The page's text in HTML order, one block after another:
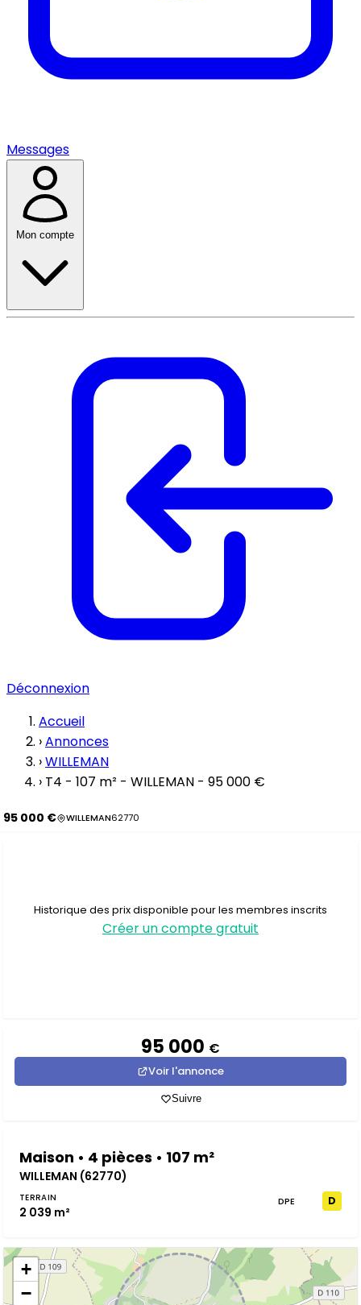
Messages
Mon compte
Déconnexion
Accueil
›Annonces
›WILLEMAN
› T4 - 107 m² - WILLEMAN - 95 000 €
95 000 € WILLEMAN62770
Historique des prix disponible pour les membres inscrits
Créer un compte gratuit
95 000 €
Voir l'annonce
Suivre
Maison • 4 pièces • 107 m²
WILLEMAN (62770)
TERRAIN
2 039 m²
DPE D
+
−